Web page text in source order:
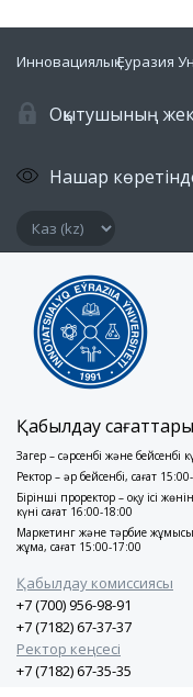
Инновациялық Еуразия
Оқытушының
Нашар
Қабылдау
Заңгер – сәрсенбі және бейсенбі
Ректор – әр бейсенбі, сағат
Бірінші проректор – оқу ісі
күні сағат 16:00-18:00
Маркетинг және тәрбие жұмысы
жұма, сағат 15:00-17:00
Қабылдау комиссиясы
+7 (700) 956-98-91
+7 (7182) 67-37-37
Ректор кеңсесі
+7 (7182) 67-35-35